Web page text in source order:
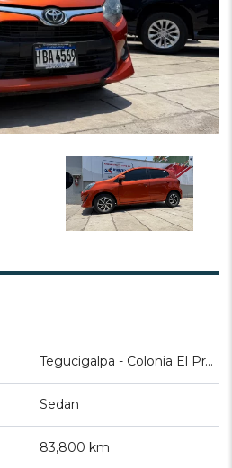
Tegucigalpa - Colonia El Prado
Sedan
83,800 km